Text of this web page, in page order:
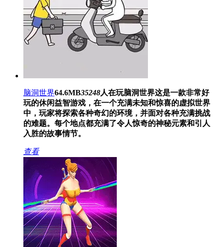
脑洞世界64.6MB35248人在玩脑洞世界这是一款非常好
玩的休闲益智游戏，在一个充满未知和惊喜的虚拟世界
中，玩家将探索各种奇幻的环境，并面对各种充满挑战
的难题。每个地点都充满了令人惊奇的神秘元素和引人
入胜的故事情节。
查看